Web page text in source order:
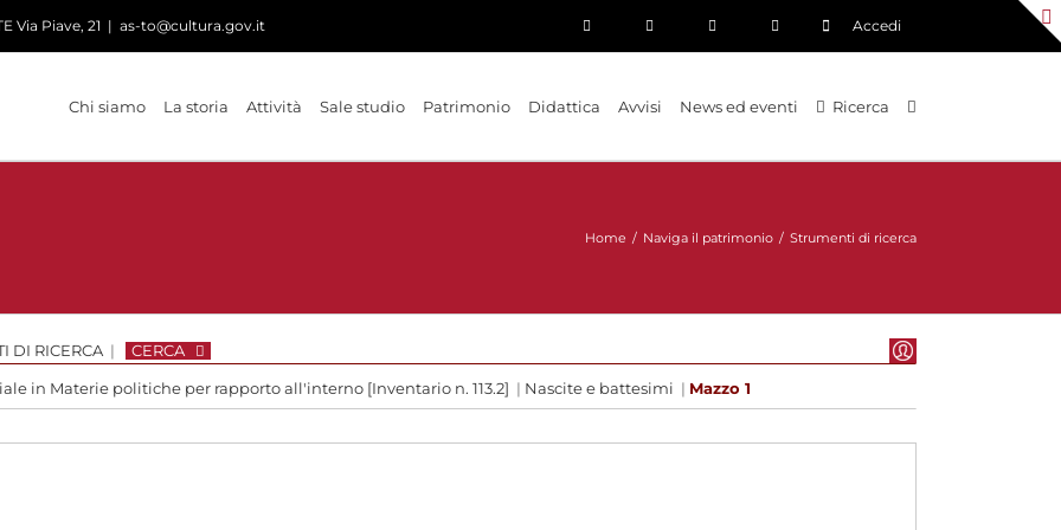
Via Piave, 21 | as-to@cultura.gov.it Accedi
Chi siamo La storia Attività Sale studio Patrimonio Didattica Avvisi News ed eventi Ricerca
Home / Naviga il patrimonio / Strumenti di ricerca
DI RICERCA | CERCA
in Materie politiche per rapporto all'interno [Inventario n. 113.2] | Nascite e battesimi | Mazzo 1